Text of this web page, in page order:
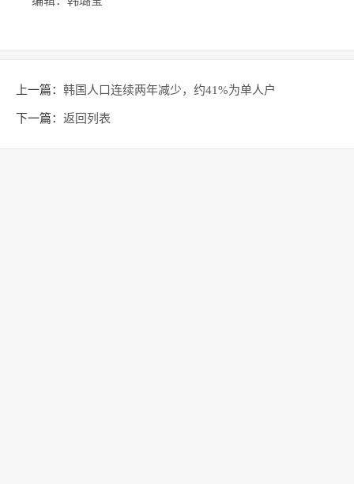
上一篇： 韩国人口连续两年减少，约41%为单人户
下一篇： 返回列表